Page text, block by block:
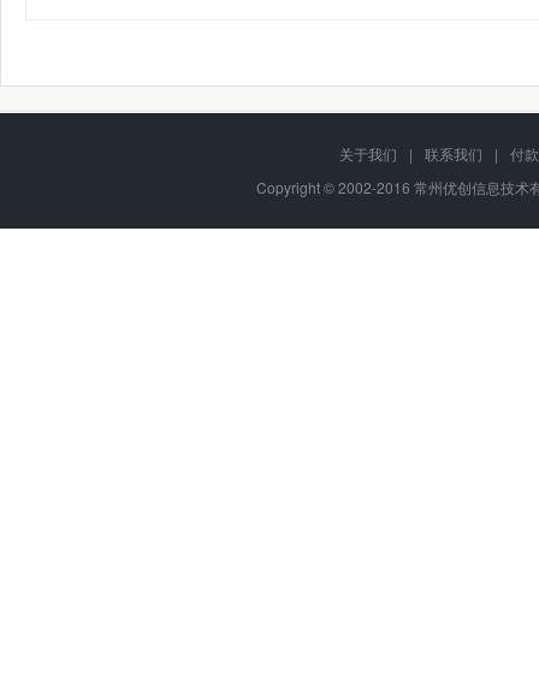
关于我们 | 联系我们 |
付
Copyright © 2002-2016 常州优创信息技